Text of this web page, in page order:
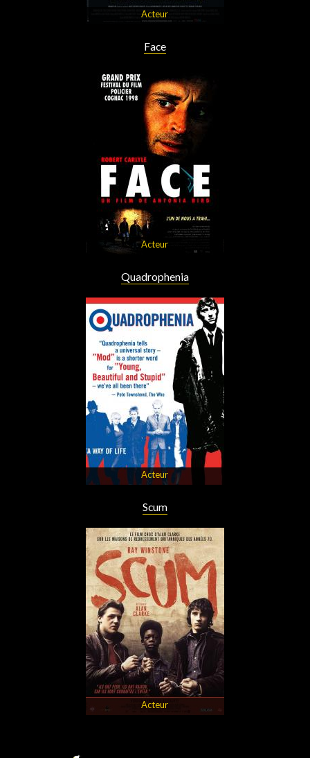
Acteur
Face
Acteur
Quadrophenia
Acteur
Scum
Acteur